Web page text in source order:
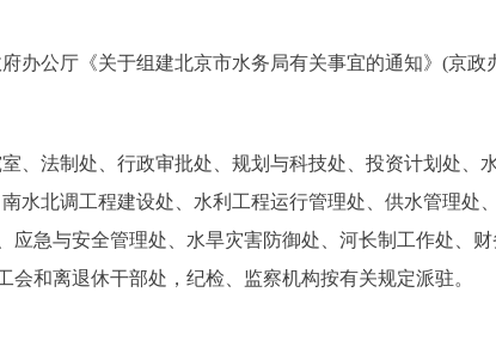
公厅《关于组建北京市水务局有关事宜的通知》(京政
法制处、行政审批处、规划与科技处、投资计划处、
水北调工程建设处、水利工程运行管理处、供水管理处
急与安全管理处、水旱灾害防御处、河长制工作处、
和离退休干部处，纪检、监察机构按有关规定派驻。